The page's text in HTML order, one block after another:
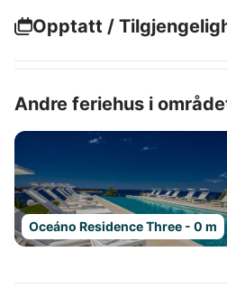
Opptatt /
Andre feriehus i
Oceáno Residence Three - 0 m